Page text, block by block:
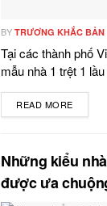
BY TRƯƠNG KHẮC BẢN
Tại các thành phố
mẫu nhà 1 trệt 1
READ MORE
Những kiểu
được ưa